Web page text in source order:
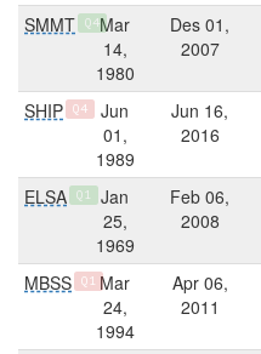
SMMT Q4Mar
14,
1980
Des 01,
2007
SHIP Q4
Jun
01,
1989
Jun 16,
2016
ELSA Q1
Jan
25,
1969
Feb 06,
2008
MBSS Q1 Mar
24,
1994
Apr 06,
2011